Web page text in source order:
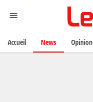
Accueil News Opinion